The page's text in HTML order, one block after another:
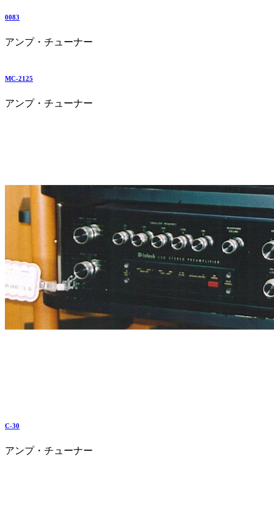
0083
アンプ・チューナー
MC-2125
アンプ・チューナー
C-30
アンプ・チューナー